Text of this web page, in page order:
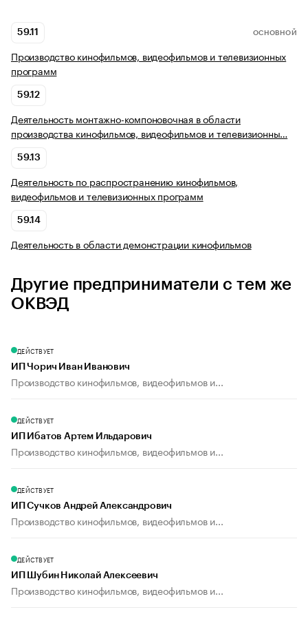
59.11 ОСНОВНОЙ
Производство кинофильмов, видеофильмов и телевизионных
программ
59.12
Деятельность монтажно-компоновочная в области
производства кинофильмов, видеофильмов и телевизионны…
59.13
Деятельность по распространению кинофильмов,
видеофильмов и телевизионных программ
59.14
Деятельность в области демонстрации кинофильмов
Другие предприниматели с тем же
ОКВЭД
ДЕЙСТВУЕТ
ИП Чорич Иван Иванович
Производство кинофильмов, видеофильмов и...
ДЕЙСТВУЕТ
ИП Ибатов Артем Ильдарович
Производство кинофильмов, видеофильмов и...
ДЕЙСТВУЕТ
ИП Сучков Андрей Александрович
Производство кинофильмов, видеофильмов и...
ДЕЙСТВУЕТ
ИП Шубин Николай Алексеевич
Производство кинофильмов, видеофильмов и...